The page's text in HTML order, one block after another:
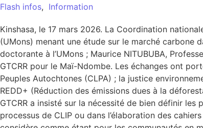
Flash infos, Information
Kinshasa, le 17 mars 2026. La Coordination
(UMons) menant une étude sur le marché carbone
doctorante à l’UMons ; Maurice NITUBUBA,
GTCRR pour le Maï-Ndombe. Les échanges ont
Peuples Autochtones (CLPA) ; la justice
REDD+ (Réduction des émissions dues à la
GTCRR a insisté sur la nécessité de bien définir
processus de CLIP ou dans l’élaboration des